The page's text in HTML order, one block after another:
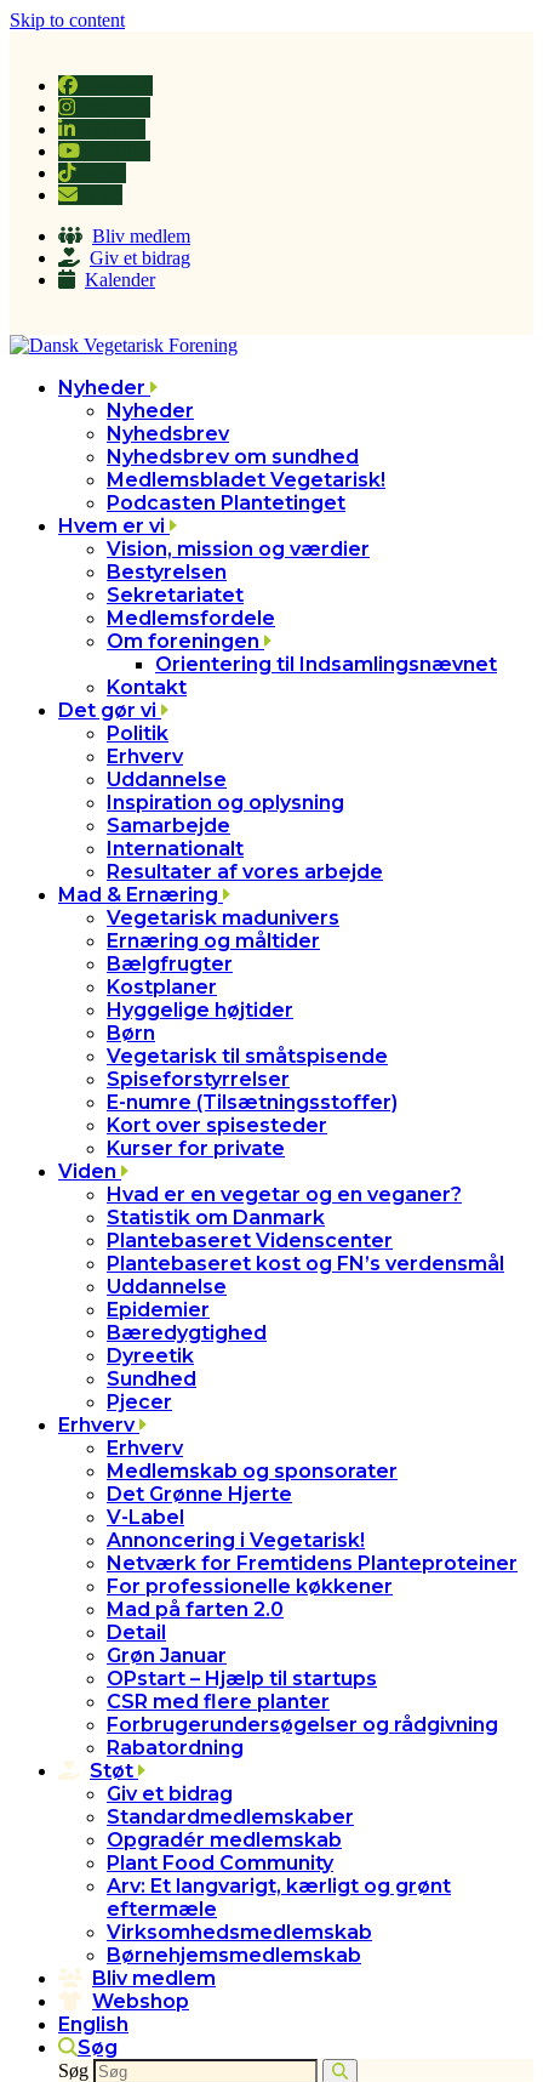
Skip to content
Tiktok
Bliv medlem
Giv et bidrag
Kalender
Nyheder
Nyheder
Nyhedsbrev
Nyhedsbrev om sundhed
Medlemsbladet Vegetarisk!
Podcasten Plantetinget
Hvem er vi
Vision, mission og værdier
Bestyrelsen
Sekretariatet
Medlemsfordele
Om foreningen
Orientering til Indsamlingsnævnet
Kontakt
Det gør vi
Politik
Erhverv
Uddannelse
Inspiration og oplysning
Samarbejde
Internationalt
Resultater af vores arbejde
Mad & Ernæring
Vegetarisk madunivers
Ernæring og måltider
Bælgfrugter
Kostplaner
Hyggelige højtider
Børn
Vegetarisk til småtspisende
Spiseforstyrrelser
E-numre (Tilsætningsstoffer)
Kort over spisesteder
Kurser for private
Viden
Hvad er en vegetar og en veganer?
Statistik om Danmark
Plantebaseret Videnscenter
Plantebaseret kost og FN’s verdensmål
Uddannelse
Epidemier
Bæredygtighed
Dyreetik
Sundhed
Pjecer
Erhverv
Erhverv
Medlemskab og sponsorater
Det Grønne Hjerte
V-Label
Annoncering i Vegetarisk!
Netværk for Fremtidens Planteproteiner
For professionelle køkkener
Mad på farten 2.0
Detail
Grøn Januar
OPstart – Hjælp til startups
CSR med flere planter
Forbrugerundersøgelser og rådgivning
Rabatordning
Støt
Giv et bidrag
Standardmedlemskaber
Opgradér medlemskab
Plant Food Community
Arv: Et langvarigt, kærligt og grønt
eftermæle
Virksomhedsmedlemskab
Børnehjemsmedlemskab
Bliv medlem
Webshop
English
Søg
Søg